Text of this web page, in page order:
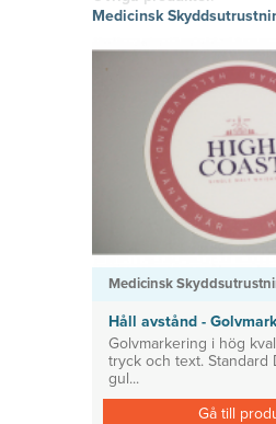
vinyl
Prisvärda
hitta den
rätta
ditt tryckta
material!
Skyltklämmor
Konsoler
System för avdelare
Medicinsk
Tillbehör ESL enheter
Medicinsk
Medicinsk
Håll avstånd -
Golvmarkering i hög
tryck och text. Standard
gul...
Gå till